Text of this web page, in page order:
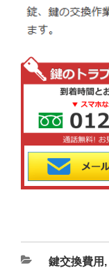
カ
鍵交換費用 ,